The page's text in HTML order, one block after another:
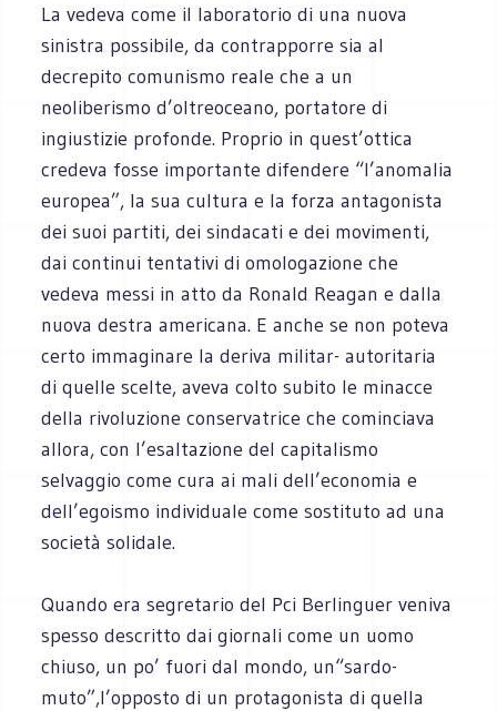
La vedeva come il laboratorio di una nuova
sinistra possibile, da contrapporre sia al
decrepito comunismo reale che a un
neoliberismo d’oltreoceano, portatore di
ingiustizie profonde. Proprio in quest’ottica
credeva fosse importante difendere “l’anomalia
europea”, la sua cultura e la forza antagonista
dei suoi partiti, dei sindacati e dei movimenti,
dai continui tentativi di omologazione che
vedeva messi in atto da Ronald Reagan e dalla
nuova destra americana. E anche se non poteva
certo immaginare la deriva militar- autoritaria
di quelle scelte, aveva colto subito le minacce
della rivoluzione conservatrice che cominciava
allora, con l’esaltazione del capitalismo
selvaggio come cura ai mali dell’economia e
dell’egoismo individuale come sostituto ad una
società solidale.
Quando era segretario del Pci Berlinguer veniva
spesso descritto dai giornali come un uomo
chiuso, un po’ fuori dal mondo, un“sardo-
muto”,l’opposto di un protagonista di quella